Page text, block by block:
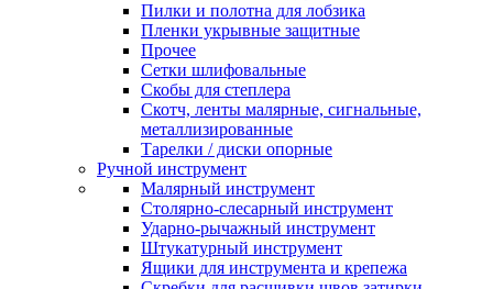
Пилки и полотна для лобзика
Пленки укрывные защитные
Прочее
Сетки шлифовальные
Скобы для степлера
Скотч, ленты малярные, сигнальные,
металлизированные
Тарелки / диски опорные
Ручной инструмент
Малярный инструмент
Столярно-слесарный инструмент
Ударно-рычажный инструмент
Штукатурный инструмент
Ящики для инструмента и крепежа